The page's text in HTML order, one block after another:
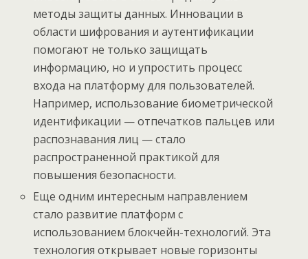
методы защиты данных. Инновации в
области шифрования и аутентификации
помогают не только защищать
информацию, но и упростить процесс
входа на платформу для пользователей.
Например, использование биометрической
идентификации — отпечатков пальцев или
распознавания лиц — стало
распространенной практикой для
повышения безопасности.
Еще одним интересным направлением
стало развитие платформ с
использованием блокчейн-технологий. Эта
технология открывает новые горизонты